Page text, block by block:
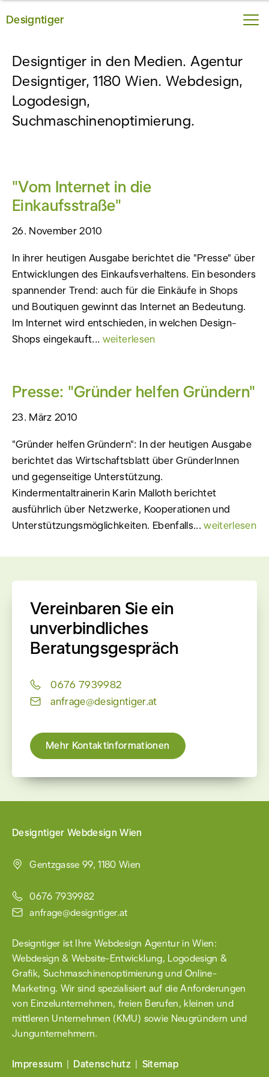
Designtiger
Blog-Thema: "Presse"
Designtiger in den Medien. Agentur
Designtiger, 1180 Wien. Webdesign,
Logodesign,
Suchmaschinenoptimierung.
"Vom Internet in die
Einkaufsstraße"
26. November 2010
In ihrer heutigen Ausgabe berichtet die "Presse" über
Entwicklungen des Einkaufsverhaltens. Ein besonders
spannender Trend: auch für die Einkäufe in Shops
und Boutiquen gewinnt das Internet an Bedeutung.
Im Internet wird entschieden, in welchen Design-
Shops eingekauft... weiterlesen
Presse: "Gründer helfen Gründern"
23. März 2010
"Gründer helfen Gründern": In der heutigen Ausgabe
berichtet das Wirtschaftsblatt über GründerInnen
und gegenseitige Unterstützung.
Kindermentaltrainerin Karin Malloth berichtet
ausführlich über Netzwerke, Kooperationen und
Unterstützungsmöglichkeiten. Ebenfalls...weiterlesen
Vereinbaren Sie ein
unverbindliches
Beratungsgespräch
0676 7939982
anfrage@designtiger.at
Mehr Kontaktinformationen
Designtiger Webdesign Wien
Gentzgasse 99, 1180 Wien
0676 7939982
anfrage@designtiger.at
Designtiger ist Ihre Webdesign Agentur in Wien:
Webdesign & Website-Entwicklung, Logodesign &
Grafik, Such­maschinen­optimierung und Online-
Marketing. Wir sind spezialisiert auf die Anforderungen
von Einzel­unternehmen, freien Berufen, kleinen und
mittleren Unternehmen (KMU) sowie Neugründern und
Jungunter­nehmern.
Impressum Datenschutz Sitemap